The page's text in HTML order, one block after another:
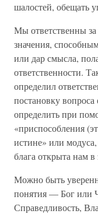
шалостей, обещать
Мы ответственны за
значения,
или дар смысла,
ответственности.
определил
постановку
определить при
«приспособления
истине» или
блага открыта нам
Можно быть
понятия — Бог или
Справедливость,